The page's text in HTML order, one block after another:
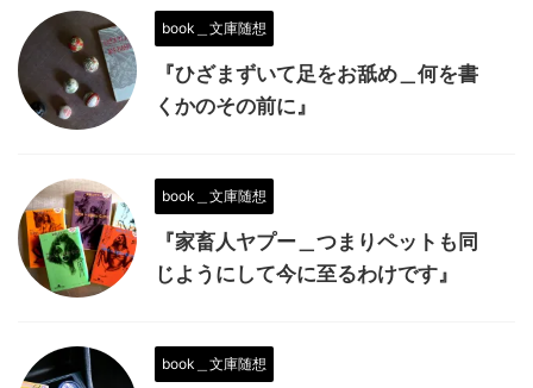
book＿文庫随想
『ひざまずいて足をお舐め＿何を書
くかのその前に』
book＿文庫随想
『家畜人ヤプー＿つまりペットも同
じようにして今に至るわけです』
book＿文庫随想